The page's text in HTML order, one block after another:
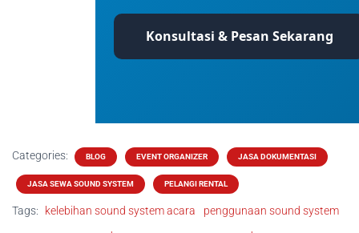
Konsultasi & Pesan Sekarang
Categories: BLOG EVENT ORGANIZER JASA DOKUMENTASI
JASA SEWA SOUND SYSTEM PELANGI RENTAL
Tags: kelebihan sound system acara
penggunaan sound system